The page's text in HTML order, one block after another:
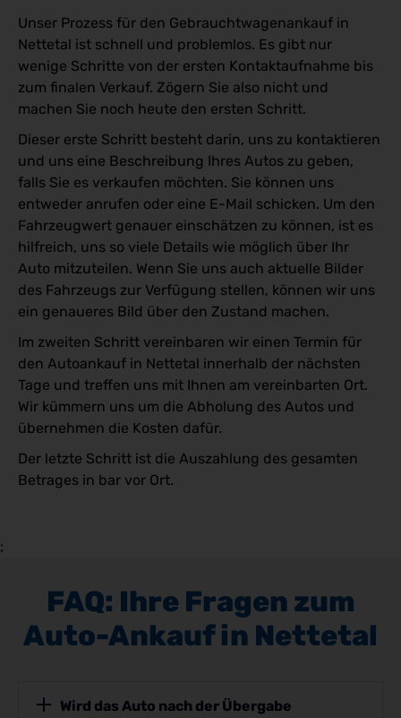
Unser Prozess für den Gebrauchtwagenankauf in
Nettetal ist schnell und problemlos. Es gibt nur
wenige Schritte von der ersten Kontaktaufnahme bis
zum finalen Verkauf. Zögern Sie also nicht und
machen Sie noch heute den ersten Schritt.
Dieser erste Schritt besteht darin, uns zu kontaktieren
und uns eine Beschreibung Ihres Autos zu geben,
falls Sie es verkaufen möchten. Sie können uns
entweder anrufen oder eine E-Mail schicken. Um den
Fahrzeugwert genauer einschätzen zu können, ist es
hilfreich, uns so viele Details wie möglich über Ihr
Auto mitzuteilen. Wenn Sie uns auch aktuelle Bilder
des Fahrzeugs zur Verfügung stellen, können wir uns
ein genaueres Bild über den Zustand machen.
Im zweiten Schritt vereinbaren wir einen Termin für
den Autoankauf in Nettetal innerhalb der nächsten
Tage und treffen uns mit Ihnen am vereinbarten Ort.
Wir kümmern uns um die Abholung des Autos und
übernehmen die Kosten dafür.
Der letzte Schritt ist die Auszahlung des gesamten
Betrages in bar vor Ort.
;
FAQ: Ihre Fragen zum
Auto-Ankauf in Nettetal
Wird das Auto nach der Übergabe